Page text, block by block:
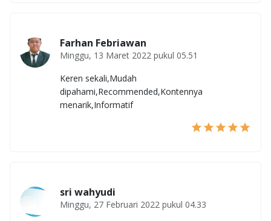
Farhan Febriawan
Minggu, 13 Maret 2022 pukul 05.51
Keren sekali,Mudah
dipahami,Recommended,Kontennya
menarik,Informatif
sri wahyudi
Minggu, 27 Februari 2022 pukul 04.33